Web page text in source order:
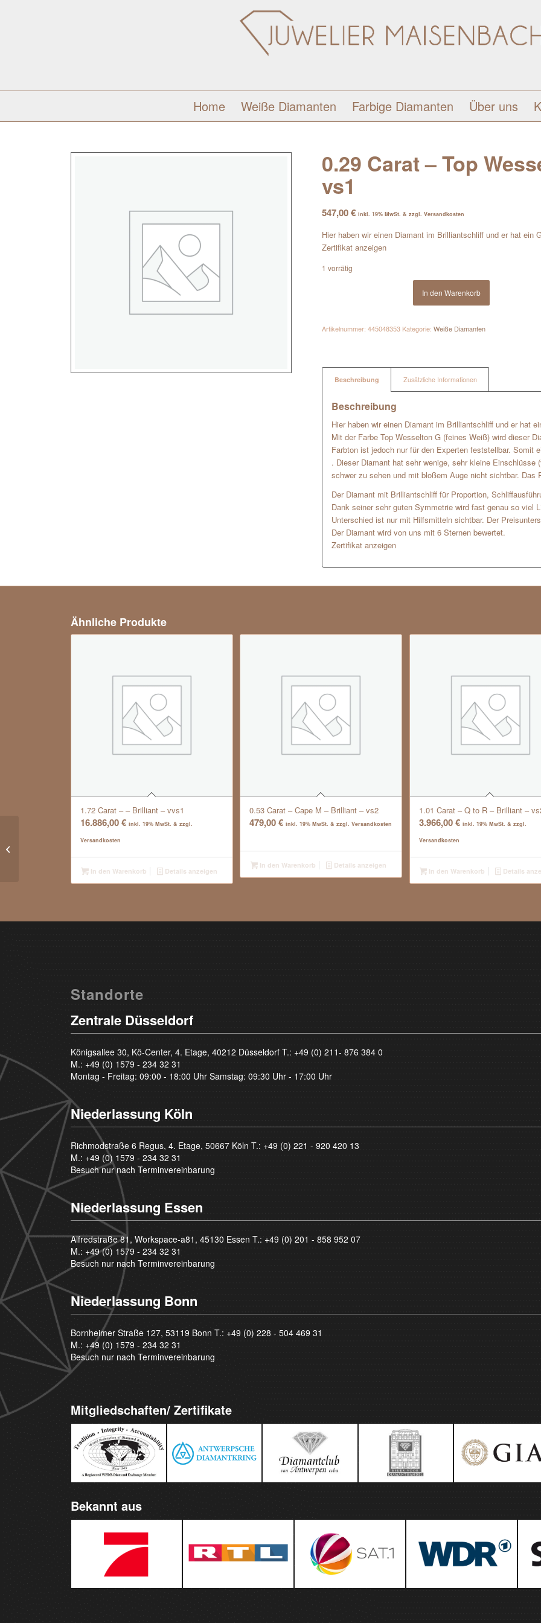
Home Weiße Diamanten Farbige Diamanten Über uns
0.29 Carat – Top
vs1
547,00€ inkl. 19% MwSt. & zzgl. Versandkosten
Hier haben wir einen Diamant im Brilliantschliff und er hat
Zertifikat anzeigen
1 vorrätig
In den Warenkorb
Artikelnummer:445048353 Kategorie:Weiße Diamanten
Beschreibung Zusätzliche Informationen
Beschreibung
Hier haben wir einen Diamant im Brilliantschliff und er hat
Mit der Farbe Top Wesselton G (feines Weiß) wird dieser
Farbton ist jedoch nur für den Experten feststellbar. Somit
. Dieser Diamant hat sehr wenige, sehr kleine Einschlüsse
schwer zu sehen und mit bloßem Auge nicht sichtbar.
Der Diamant mit Brilliantschliff für Proportion,
Dank seiner sehr guten Symmetrie wird fast genau so viel
Unterschied ist nur mit Hilfsmitteln sichtbar. Der
Der Diamant wird von uns mit 6 Sternen bewertet.
Zertifikat anzeigen
Ähnliche Produkte
1.72 Carat – – Brilliant – vvs1
16.886,00€ inkl. 19% MwSt. & zzgl.
Versandkosten
In den Warenkorb Details anzeigen
0.53 Carat – Cape M – Brilliant – vs2
479,00€ inkl. 19% MwSt. & zzgl. Versandkosten
In den Warenkorb Details anzeigen
1.01 Carat – Q to R – Brilliant –
3.966,00€ inkl. 19% MwSt. & zzgl.
Versandkosten
In den Warenkorb Details
Standorte
Zentrale Düsseldorf
Königsallee 30, Kö-Center, 4. Etage, 40212 Düsseldorf T.: +49 (0) 211- 876 384 0
M.: +49 (0) 1579 - 234 32 31
Montag - Freitag: 09:00 - 18:00 Uhr Samstag: 09:30 Uhr - 17:00 Uhr
Niederlassung Köln
Richmodstraße 6 Regus, 4. Etage, 50667 Köln T.: +49 (0) 221 - 920 420 13
M.: +49 (0) 1579 - 234 32 31
Besuch nur nach Terminvereinbarung
Niederlassung Essen
Alfredstraße 81, Workspace-a81, 45130 Essen T.: +49 (0) 201 - 858 952 07
M.: +49 (0) 1579 - 234 32 31
Besuch nur nach Terminvereinbarung
Niederlassung Bonn
Bornheimer Straße 127, 53119 Bonn T.: +49 (0) 228 - 504 469 31
M.: +49 (0) 1579 - 234 32 31
Besuch nur nach Terminvereinbarung
Mitgliedschaften/ Zertifikate
Bekannt aus
0.35 Carat – Top Wesselton G –